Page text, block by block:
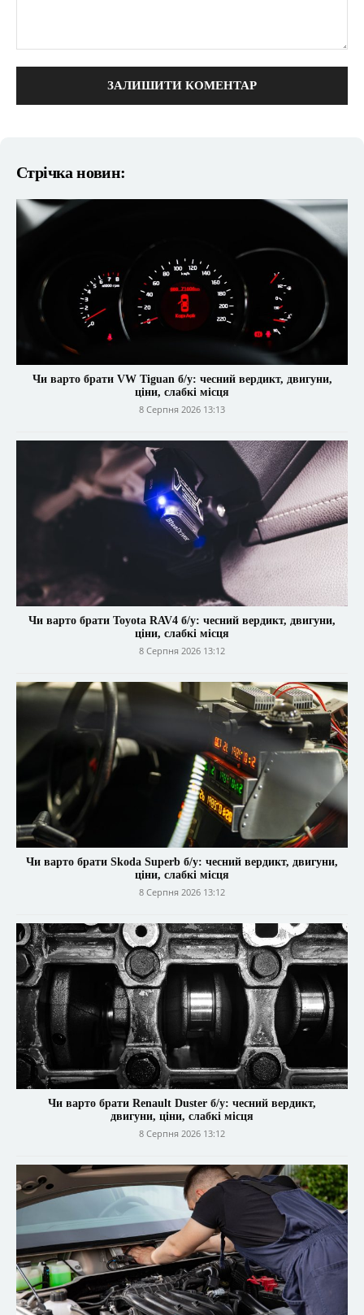
Стрічка новин:
Чи варто брати VW Tiguan б/у: чесний вердикт, двигуни,
ціни, слабкі місця
8 Серпня 2026 13:13
Чи варто брати Toyota RAV4 б/у: чесний вердикт, двигуни,
ціни, слабкі місця
8 Серпня 2026 13:12
Чи варто брати Skoda Superb б/у: чесний вердикт, двигуни,
ціни, слабкі місця
8 Серпня 2026 13:12
Чи варто брати Renault Duster б/у: чесний вердикт,
двигуни, ціни, слабкі місця
8 Серпня 2026 13:12